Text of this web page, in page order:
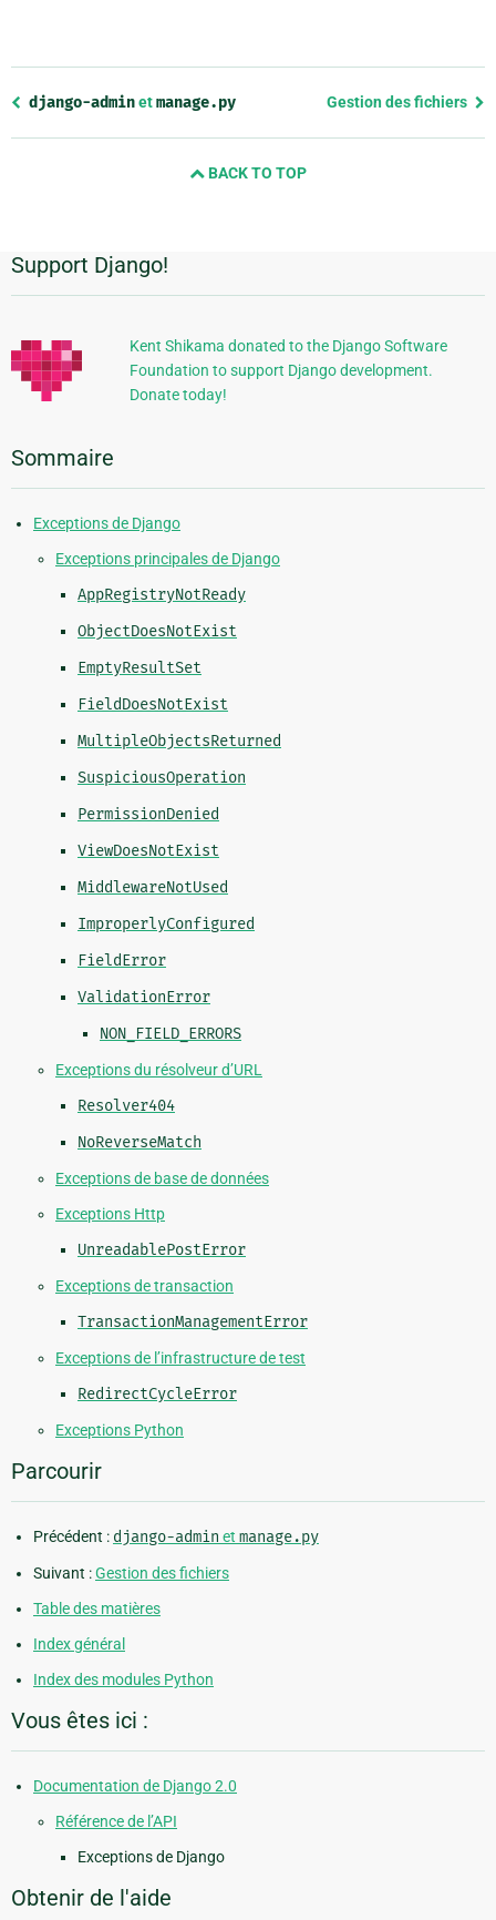
Previous
django-adminetmanage.py Gestion des fichiers
BACK TO TOP
Informations
supplémentaires
Support Django!
Kent Shikama donated to the Django Software
Foundation to support Django development.
Donate today!
Sommaire
Exceptions de Django
Exceptions principales de Django
AppRegistryNotReady
ObjectDoesNotExist
EmptyResultSet
FieldDoesNotExist
MultipleObjectsReturned
SuspiciousOperation
PermissionDenied
ViewDoesNotExist
MiddlewareNotUsed
ImproperlyConfigured
FieldError
ValidationError
NON_FIELD_ERRORS
Exceptions du résolveur d’URL
Resolver404
NoReverseMatch
Exceptions de base de données
Exceptions Http
UnreadablePostError
Exceptions de transaction
TransactionManagementError
Exceptions de l’infrastructure de test
RedirectCycleError
Exceptions Python
Parcourir
Précédent : django-admin et manage.py
Suivant :Gestion des fichiers
Table des matières
Index général
Index des modules Python
Vous êtes ici :
Documentation de Django 2.0
Référence de l’API
Exceptions de Django
Obtenir de l'aide